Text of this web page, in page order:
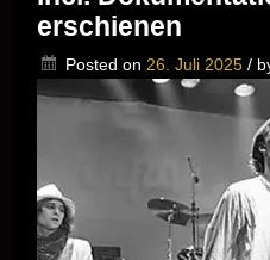
erschienen
Posted on 26. Juli 2025 /